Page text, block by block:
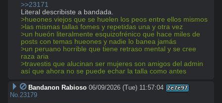
>>23171
>hueones viejos que se huelen los peos entre ellos mismos
>las mismas tallas fomes y repetidas una y otra vez
>un hueón literalmente esquizofrénico que hace miles de
posts con temas hueones y nadie lo banea jamás
>un peruano horrible que tiene retraso mental y se cree
raza aria
>travestis que alucinan ser mujeres son amigos del admin
así que ahora no se puede echar la talla como antes
Bandanon Rabioso 06/09/2026 (Tue) 11:57:04 2e7e97
No.23179